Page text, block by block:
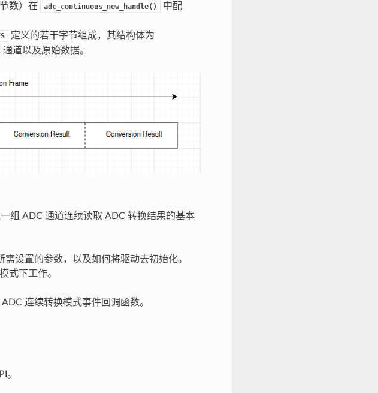
数）在 adc_continuous_new_handle()
中配
定义的若干字节组成，其结构体为
道以及原始数据。
组 ADC 通道连续读取 ADC 转换结果的基本
设置的参数，以及如何将驱动去初始化。
式下工作。
连续转换模式事件回调函数。
。